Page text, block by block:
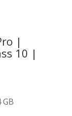
|
10 |